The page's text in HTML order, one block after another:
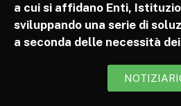
a cui si affidano Enti,
sviluppando una serie di
a seconda delle necessità